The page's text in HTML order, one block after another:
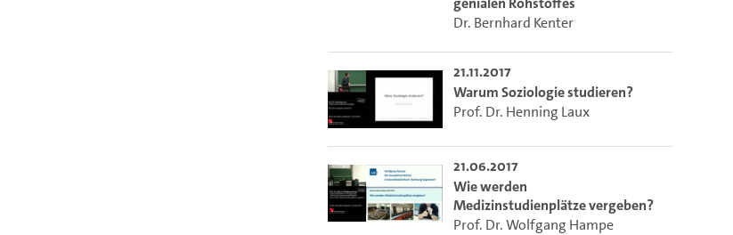
Dr. Bernhard Kenter
21.11.2017
Warum Soziologie studieren?
Prof. Dr. Henning Laux
21.06.2017
Wie werden
Medizinstudienplätze vergeben?
Prof. Dr. Wolfgang Hampe